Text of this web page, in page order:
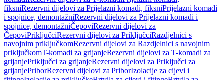
fiksniRezervni dijelovi za Prijelazni komadi, fiksniPrijelazni komadi
i spojnice, demontažniRezervni dijelovi za Prijelazni komadi i
spojnice, demontažniČepoviRezervni dijelovi za
ČepoviPriključciRezervni dijelovi za PriključciRazdjelnici s
navojnim priključkomRezervni dijelovi za Razdjelnici s navojnim
priključkomT-komadi za grijanjeRezervni dijelovi za T-komadi za
grijanjePriključci za grijanjeRezervni dijelovi za Priključci za
grijanjePriborRezervni dijelovi za PriborIzolacije za cijevi i